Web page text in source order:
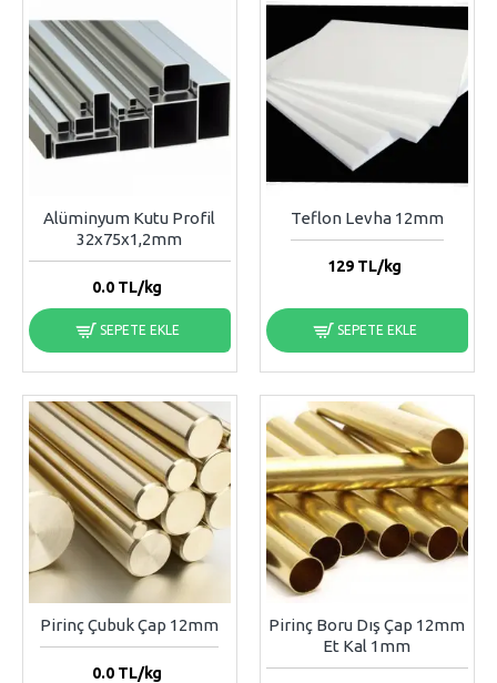
Alüminyum Kutu Profil
32x75x1,2mm
0.0TL/kg
SEPETE EKLE
Teflon Levha 12mm
129TL/kg
SEPETE EKLE
Pirinç Çubuk Çap 12mm
0.0TL/kg
Pirinç Boru Dış Çap 12mm
Et Kal 1mm